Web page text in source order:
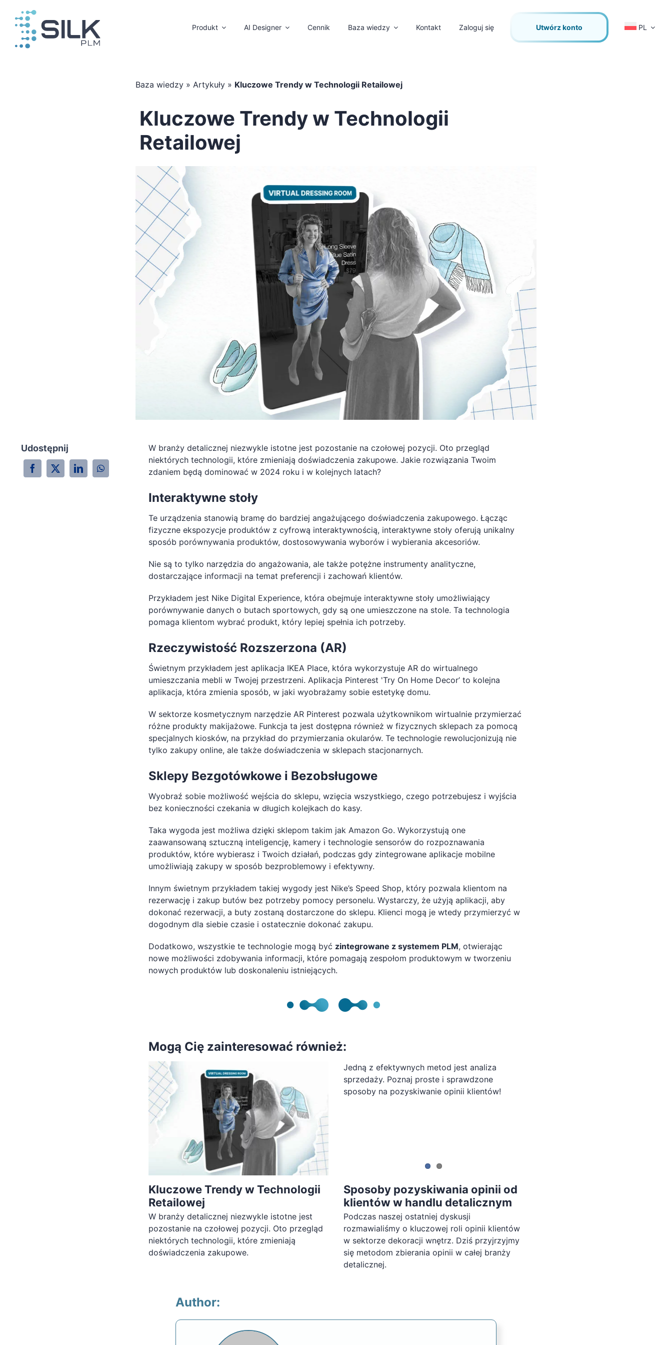
zawartości
Produkt AI Designer Cennik Baza wiedzy Kontakt Zaloguj się Utwórz konto PL
Baza wiedzy »Artykuły » Kluczowe Trendy w Technologii Retailowej
Kluczowe Trendy w Technologii
Retailowej
Udostępnij
W branży detalicznej niezwykle istotne jest pozostanie na czołowej pozycji. Oto przegląd
niektórych technologii, które zmieniają doświadczenia zakupowe. Jakie rozwiązania Twoim
zdaniem będą dominować w 2024 roku i w kolejnych latach?
Interaktywne stoły
Te urządzenia stanowią bramę do bardziej angażującego doświadczenia zakupowego. Łącząc
fizyczne ekspozycje produktów z cyfrową interaktywnością, interaktywne stoły oferują unikalny
sposób porównywania produktów, dostosowywania wyborów i wybierania akcesoriów.
Nie są to tylko narzędzia do angażowania, ale także potężne instrumenty analityczne,
dostarczające informacji na temat preferencji i zachowań klientów.
Przykładem jest Nike Digital Experience, która obejmuje interaktywne stoły umożliwiający
porównywanie danych o butach sportowych, gdy są one umieszczone na stole. Ta technologia
pomaga klientom wybrać produkt, który lepiej spełnia ich potrzeby.
Rzeczywistość Rozszerzona (AR)
Świetnym przykładem jest aplikacja IKEA Place, która wykorzystuje AR do wirtualnego
umieszczania mebli w Twojej przestrzeni. Aplikacja Pinterest 'Try On Home Decor’ to kolejna
aplikacja, która zmienia sposób, w jaki wyobrażamy sobie estetykę domu.
W sektorze kosmetycznym narzędzie AR Pinterest pozwala użytkownikom wirtualnie przymierzać
różne produkty makijażowe. Funkcja ta jest dostępna również w fizycznych sklepach za pomocą
specjalnych kiosków, na przykład do przymierzania okularów. Te technologie rewolucjonizują nie
tylko zakupy online, ale także doświadczenia w sklepach stacjonarnych.
Sklepy Bezgotówkowe i Bezobsługowe
Wyobraź sobie możliwość wejścia do sklepu, wzięcia wszystkiego, czego potrzebujesz i wyjścia
bez konieczności czekania w długich kolejkach do kasy.
Taka wygoda jest możliwa dzięki sklepom takim jak Amazon Go. Wykorzystują one
zaawansowaną sztuczną inteligencję, kamery i technologie sensorów do rozpoznawania
produktów, które wybierasz i Twoich działań, podczas gdy zintegrowane aplikacje mobilne
umożliwiają zakupy w sposób bezproblemowy i efektywny.
Innym świetnym przykładem takiej wygody jest Nike’s Speed Shop, który pozwala klientom na
rezerwację i zakup butów bez potrzeby pomocy personelu. Wystarczy, że użyją aplikacji, aby
dokonać rezerwacji, a buty zostaną dostarczone do sklepu. Klienci mogą je wtedy przymierzyć w
dogodnym dla siebie czasie i ostatecznie dokonać zakupu.
Dodatkowo, wszystkie te technologie mogą być zintegrowane z systemem PLM, otwierając
nowe możliwości zdobywania informacji, które pomagają zespołom produktowym w tworzeniu
nowych produktów lub doskonaleniu istniejących.
Mogą Cię zainteresować również:
Kluczowe Trendy w Technologii
Retailowej
W branży detalicznej niezwykle istotne jest
pozostanie na czołowej pozycji. Oto przegląd
niektórych technologii, które zmieniają
doświadczenia zakupowe.
Jedną z efektywnych metod jest analiza
sprzedaży. Poznaj proste i sprawdzone
sposoby na pozyskiwanie opinii klientów!
Sposoby pozyskiwania opinii od
klientów w handlu detalicznym
Podczas naszej ostatniej dyskusji
rozmawialiśmy o kluczowej roli opinii klientów
w sektorze dekoracji wnętrz. Dziś przyjrzyjmy
się metodom zbierania opinii w całej branży
detalicznej.
Author: